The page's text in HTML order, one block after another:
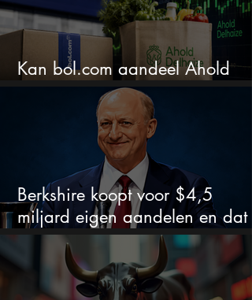
Kan bol.com aandeel Ahold
nieuw leven inblazen?
Berkshire koopt voor $4,5
miljard eigen aandelen en dat
zegt veel over de waardering